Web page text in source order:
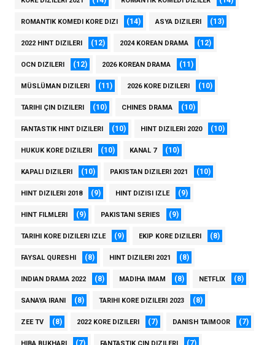
ROMANTIK KOMEDI KORE DIZI (14) ASYA DIZILERI (13)
2022 HINT DIZILERI (12) 2024 KOREAN DRAMA (12)
OCN DIZILERI (12) 2026 KOREAN DRAMA (11)
MÜSLÜMAN DIZILERI (11) 2026 KORE DIZILERI (10)
TARIHI ÇIN DIZILERI (10) CHINES DRAMA (10)
FANTASTIK HINT DIZILERI (10) HINT DIZILERI 2020 (10)
HUKUK KORE DIZILERI (10) KANAL 7 (10)
KAPALI DIZILERI (10) PAKISTAN DIZILERI 2021 (10)
HINT DIZILERI 2018 (9) HINT DIZISI IZLE (9)
HINT FILMLERI (9) PAKISTANI SERIES (9)
TARIHI KORE DIZILERI IZLE (9) EKIP KORE DIZILERI (8)
FAYSAL QURESHI (8) HINT DIZILERI 2021 (8)
INDIAN DRAMA 2022 (8) MADIHA IMAM (8) NETFLIX (8)
SANAYA IRANI (8) TARIHI KORE DIZILERI 2023 (8)
ZEE TV (8) 2022 KORE DIZILERI (7) DANISH TAIMOOR (7)
HIBA BUKHARI (7) FANTASTIK ÇIN DIZILERI (7)